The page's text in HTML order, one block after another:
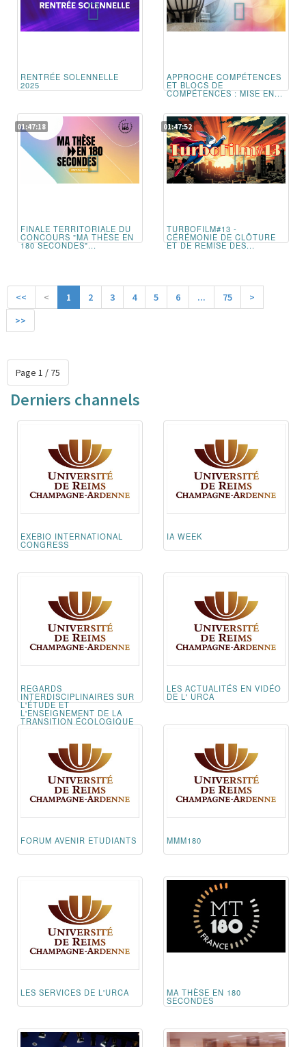
RENTRÉE SOLENNELLE
2025
APPROCHE COMPÉTENCES
ET BLOCS DE
COMPÉTENCES : MISE EN...
FINALE TERRITORIALE DU
CONCOURS "MA THÈSE EN
180 SECONDES"...
01:47:18
TURBOFILM#13 -
CÉRÉMONIE DE CLÔTURE
ET DE REMISE DES...
01:47:52
<< < 1 2 3 4 5 6 ... 75
>
>>
Page 1 / 75
Derniers channels
EXEBIO INTERNATIONAL
CONGRESS
IA WEEK
REGARDS
INTERDISCIPLINAIRES SUR
L'ÉTUDE ET
L'ENSEIGNEMENT DE LA
TRANSITION ÉCOLOGIQUE
LES ACTUALITÉS EN VIDÉO
DE L' URCA
FORUM AVENIR ETUDIANTS MMM180
LES SERVICES DE L'URCA MA THÈSE EN 180
SECONDES